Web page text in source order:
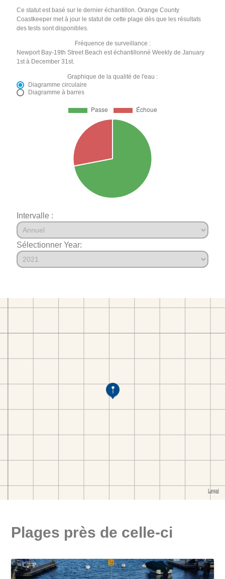
Ce statut est basé sur le dernier échantillon. Orange County
Coastkeeper met à jour le statut de cette plage dès que les résultats
des tests sont disponibles.
Fréquence de surveillance :
Newport Bay-19th Street Beach est échantillonné Weekly de January
1st à December 31st.
Graphique de la qualité de l'eau :
Diagramme circulaire
Diagramme à barres
Intervalle :
Sélectionner Year:
Plages près de celle-ci